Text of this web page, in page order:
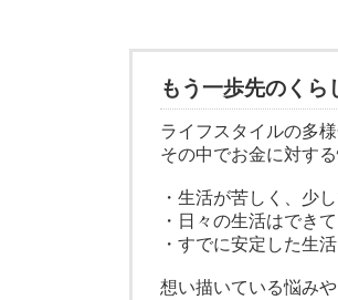
もう一歩先のくら
ライフスタイルの多
その中でお金に対す
・生活が苦しく、少
・日々の生活はでき
・すでに安定した生
想い描いている悩み